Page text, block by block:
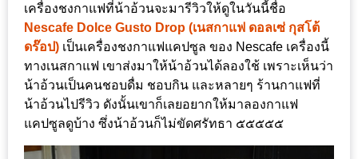
รวย
เสน่ห์
ของ
เชียงใหม่
ที่
ต้อง
ไป
เครื่องชงกาแฟที่น้าอ้วนจะมารีวิวให้ดูในวันนี้ชื่อ
Nescafe Dolce Gusto Drop (เนสกาแฟ ดอลเซ่ กุสโต้
ดร๊อป) เป็นเครื่องชงกาแฟแคปซูล ของ Nescafe เครื่องนี้
ทางเนสกาแฟ เขาส่งมาให้น้าอ้วนได้ลองใช้ เพราะเห็นว่า
น้าอ้วนเป็นคนชอบดื่ม ชอบกิน และหลายๆ ร้านกาแฟที่
น้าอ้วนไปรีวิว ดังนั้นเขาก็เลยอยากให้มาลองกาแฟ
แคปซูลดูบ้าง ซึ่งน้าอ้วนก็ไม่ขัดศรัทธา ๕๕๕๕๕